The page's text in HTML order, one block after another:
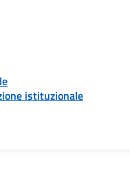
istituzionale